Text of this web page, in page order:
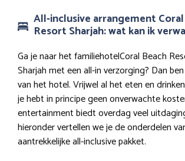
All-inclusive arrangement
Resort Sharjah: wat kan ik
Ga je naar het familiehotelCoral Beach
Sharjah met een all-in verzorging? Dan
van het hotel. Vrijwel al het eten en
je hebt in principe geen onverwachte
entertainment biedt overdag veel
hieronder vertellen we je de onderdelen
aantrekkelijke all-inclusive pakket.